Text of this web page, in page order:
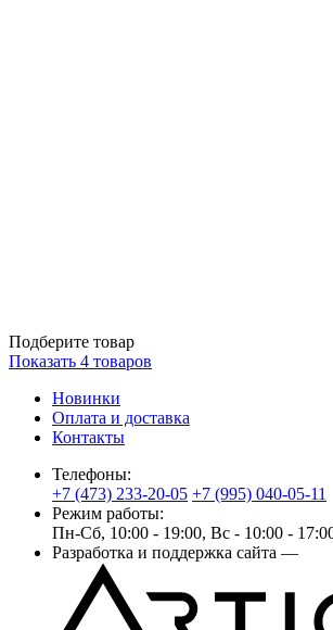
Подберите товар
Показать 4 товаров
Новинки
Оплата и доставка
Контакты
Телефоны:
+7 (473) 233-20-05 +7 (995) 040-05-11
Режим работы:
Пн-Сб, 10:00 - 19:00, Вс - 10:00 -
Разработка и поддержка сайта —